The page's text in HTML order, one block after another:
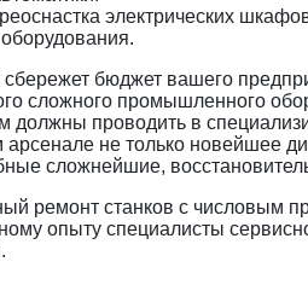
электрических
бюджет вашего
сложного промышленного
должны проводить в
не только новейшее
сложнейшие,
ремонт станков с числовым
опыту специалисты